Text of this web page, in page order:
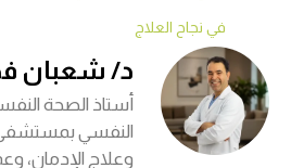
في نجاح العلاج
د/ شعبان
أستاذ الصحة
النفسي
وعلاج الإدمان،